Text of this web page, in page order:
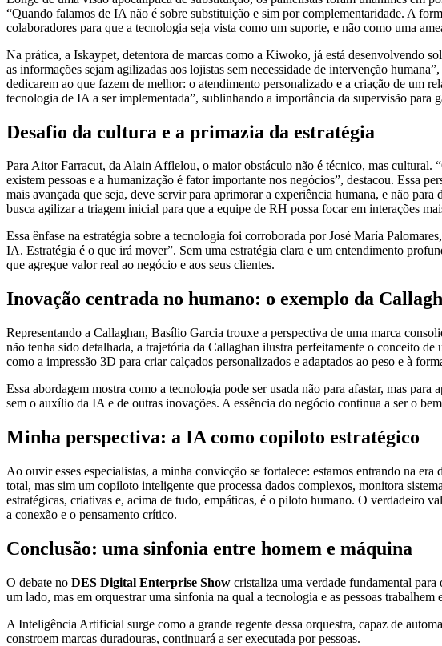
“Quando falamos de IA não é sobre substituição e sim por complementaridade. A
colaboradores para que a tecnologia seja vista como um suporte, e não como uma
Na prática, a Iskaypet, detentora de marcas como a Kiwoko, já está desenvolvendo
as informações sejam agilizadas aos lojistas sem necessidade de intervenção
dedicarem ao que fazem de melhor: o atendimento personalizado e a criação de um
tecnologia de IA a ser implementada”, sublinhando a importância da supervisão para
Desafio da cultura e a primazia da estratégia
Para Aitor Farracut, da Alain Afflelou, o maior obstáculo não é técnico, mas cultural.
existem pessoas e a humanização é fator importante nos negócios”, destacou. Essa
mais avançada que seja, deve servir para aprimorar a experiência humana, e não
busca agilizar a triagem inicial para que a equipe de RH possa focar em interações
Essa ênfase na estratégia sobre a tecnologia foi corroborada por José María
IA. Estratégia é o que irá mover”. Sem uma estratégia clara e um entendimento
que agregue valor real ao negócio e aos seus clientes.
Inovação centrada no humano: o exemplo da
Representando a Callaghan, Basílio Garcia trouxe a perspectiva de uma marca
não tenha sido detalhada, a trajetória da Callaghan ilustra perfeitamente o conceito
como a impressão 3D para criar calçados personalizados e adaptados ao peso e à
Essa abordagem mostra como a tecnologia pode ser usada não para afastar, mas
sem o auxílio da IA e de outras inovações. A essência do negócio continua a ser o
Minha perspectiva: a IA como copiloto estratégico
Ao ouvir esses especialistas, a minha convicção se fortalece: estamos entrando na
total, mas sim um copiloto inteligente que processa dados complexos, monitora
estratégicas, criativas e, acima de tudo, empáticas, é o piloto humano. O verdadeiro
a conexão e o pensamento crítico.
Conclusão: uma sinfonia entre homem e máquina
O debate no DES Digital Enterprise Show cristaliza uma verdade fundamental
um lado, mas em orquestrar uma sinfonia na qual a tecnologia e as pessoas trabalhem
A Inteligência Artificial surge como a grande regente dessa orquestra, capaz de
constroem marcas duradouras, continuará a ser executada por pessoas.